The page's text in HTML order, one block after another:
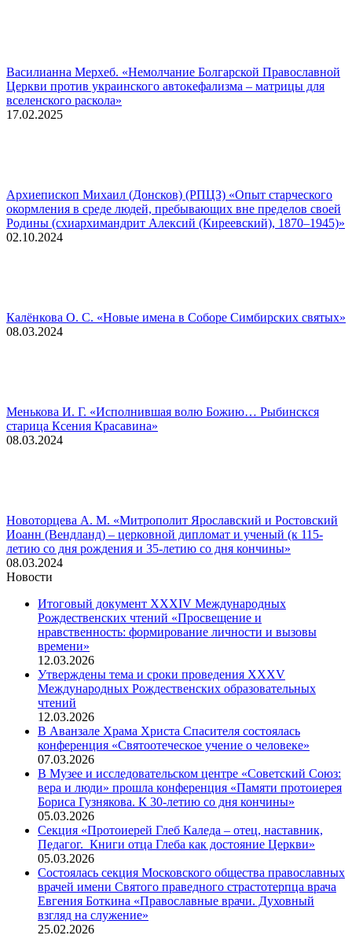
Василианна Мерхеб. «Немолчание Болгарской Православной
Церкви против украинского автокефализма – матрицы для
вселенского раскола»
17.02.2025
Архиепископ Михаил (Донсков) (РПЦЗ) «Опыт старческого
окормления в среде людей, пребывающих вне пределов своей
Родины (схиархимандрит Алексий (Киреевский), 1870–1945)»
02.10.2024
Калёнкова О. С. «Новые имена в Соборе Симбирских святых»
08.03.2024
Менькова И. Г. «Исполнившая волю Божию… Рыбинскся
старица Ксения Красавина»
08.03.2024
Новоторцева А. М. «Митрополит Ярославский и Ростовский
Иоанн (Вендланд) – церковной дипломат и ученый (к 115-
летию со дня рождения и 35-летию со дня кончины»
08.03.2024
Новости
Итоговый документ XXХIV Международных
Рождественских чтений «Просвещение и
нравственность: формирование личности и вызовы
времени»
12.03.2026
Утверждены тема и сроки проведения XXXV
Международных Рождественских образовательных
чтений
12.03.2026
В Аванзале Храма Христа Спасителя состоялась
конференция «Святоотеческое учение о человеке»
07.03.2026
В Музее и исследовательском центре «Советский Союз:
вера и люди» прошла конференция «Памяти протоиерея
Бориса Гузнякова. К 30-летию со дня кончины»
05.03.2026
Секция «Протоиерей Глеб Каледа – отец, наставник,
Педагог. Книги отца Глеба как достояние Церкви»
05.03.2026
Состоялась секция Московского общества православных
врачей имени Святого праведного страстотерпца врача
Евгения Боткина «Православные врачи. Духовный
взгляд на служение»
25.02.2026